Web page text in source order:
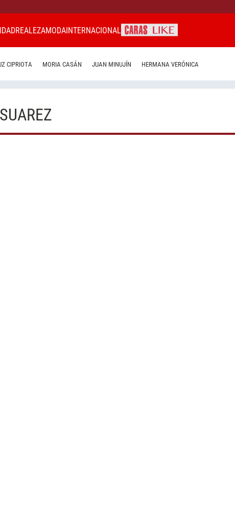
REALEZAMODAINTERNACIONAL
CIPRIOTA MORIA CASÁN JUAN MINUJÍN HERMANA VERÓNICA